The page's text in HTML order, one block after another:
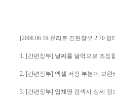
[2008.06.16 유리트 간편장부 2.70 업
1. [간편장부] 날짜를 달력으로 조정
2. [간편장부] 엑셀 저장 부분이 보완
3. [간편장부] 업체명 검색시 상세 정